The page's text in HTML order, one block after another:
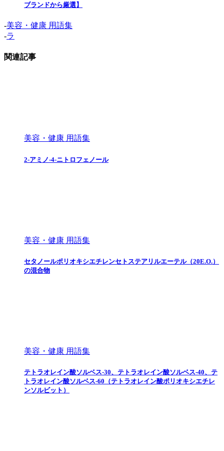
ブランドから厳選】
-美容・健康 用語集
-ラ
関連記事
美容・健康 用語集
2-アミノ-4-ニトロフェノール
美容・健康 用語集
セタノールポリオキシエチレンセトステアリルエーテル（20E.O.）
の混合物
美容・健康 用語集
テトラオレイン酸ソルベス-30、テトラオレイン酸ソルベス-40、テ
トラオレイン酸ソルベス-60（テトラオレイン酸ポリオキシエチレ
ンソルビット）